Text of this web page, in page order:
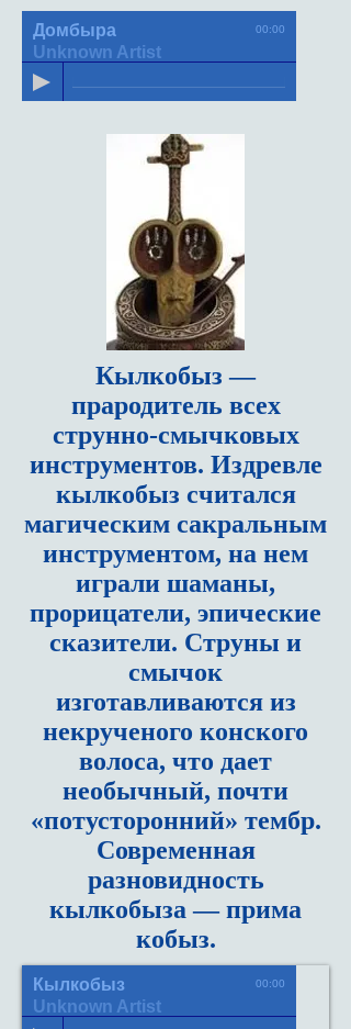
Домбыра
Unknown Artist
00:00
Кылкобыз —
прародитель всех
струнно-смычковых
инструментов. Издревле
кылкобыз считался
магическим сакральным
инструментом, на нем
играли шаманы,
прорицатели, эпические
сказители. Струны и
смычок
изготавливаются из
некрученого конского
волоса, что дает
необычный, почти
«потусторонний» тембр.
Современная
разновидность
кылкобыза — прима
кобыз.
Кылкобыз
Unknown Artist
00:00